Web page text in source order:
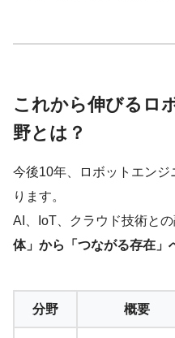
これから伸びるロ
野とは？
今後10年、ロボットエン
ります。
AI、IoT、クラウド技術との
体」から「つながる存在」
分野 概要